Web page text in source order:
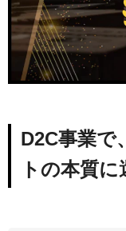
D2C事業
トの本質に